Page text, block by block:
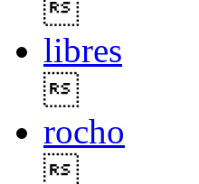
libres
rocho